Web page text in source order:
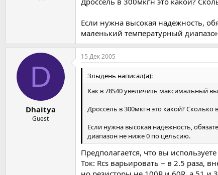
Если нужна высокая надежность,
маленький температурный
D
Dhaitya
Guest
15 Дек 2005
Злыдень написал(а):
Как в 78S40 увеличить максимальный
Дроссель в 300мкгн это какой?
Если нужна высокая надежность,
диапазон не ниже 0 по цельсию.
Предполагается, что вы
Ток: Rcs варьировать ~ в 2.5 раза,